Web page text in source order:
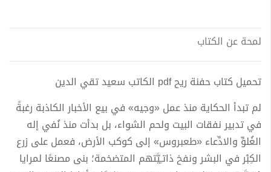
لمحة عن الكتاب
تحميل كتاب حفنة ريح pdf الكاتب سعيد تقي الدين
لم تبدأ الحكاية منذ عمل «وجيه» في بيع الأخبار الكاذبة رغبةً
في تدبير نفقات البيت ولحم الشواء، بل بدأت منذ نُفي إله
الغُلوِّ والادِّعاء «طعبروس» إلى كوكب الأرض، فعمل على زرع
الكِبْر في البشر ونفخ ذاتـِيَّتهم المتضخمة؛ بنى مصنعًا لمرايا